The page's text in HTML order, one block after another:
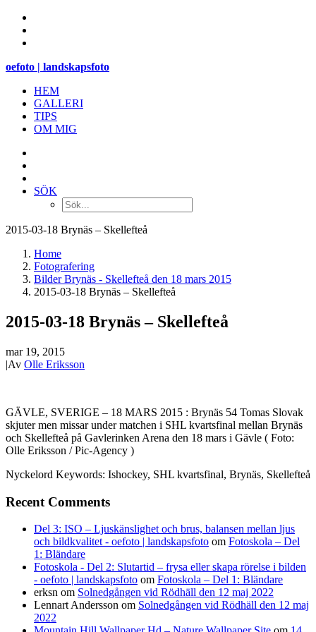
oefoto | landskapsfoto
HEM
GALLERI
TIPS
OM MIG
SÖK
2015-03-18 Brynäs – Skellefteå
Home
Fotografering
Bilder Brynäs - Skellefteå den 18 mars 2015
2015-03-18 Brynäs – Skellefteå
2015-03-18 Brynäs – Skellefteå
mar 19, 2015
|Av Olle Eriksson
GÄVLE, SVERIGE – 18 MARS 2015 : Brynäs 54 Tomas Slovak
skjuter men missar under matchen i SHL kvartsfinal mellan Brynäs
och Skellefteå på Gavlerinken Arena den 18 mars i Gävle ( Foto:
Olle Eriksson / Pic-Agency )
Nyckelord Keywords: Ishockey, SHL kvartsfinal, Brynäs, Skellefteå
Recent Comments
Del 3: ISO – Ljuskänslighet och brus, balansen mellan ljus
och bildkvalitet - oefoto | landskapsfoto om Fotoskola – Del
1: Bländare
Fotoskola - Del 2: Slutartid – frysa eller skapa rörelse i bilden
- oefoto | landskapsfoto om Fotoskola – Del 1: Bländare
erksn om Solnedgången vid Rödhäll den 12 maj 2022
Lennart Andersson om Solnedgången vid Rödhäll den 12 maj
2022